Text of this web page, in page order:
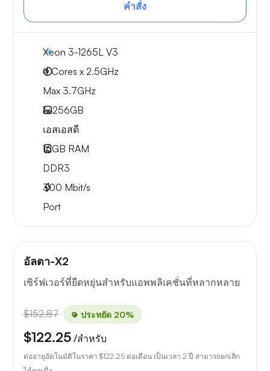
คำสั่ง
Xeon 3-1265L V3
4 Cores x 2.5GHz
Max 3.7GHz
1x256GB
เอสเอสดี
16GB RAM
DDR3
300 Mbit/s
Port
อัลตา-X2
เซิร์ฟเวอร์ที่ยืดหยุ่นสำหรับแอพพลิเคชั่นที่หลากหลาย
$152.87 ประหยัด 20%
$122.25 /สำหรับ
ต่ออายุอัตโนมัติในราคา $122.25 ต่อเดือน เป็นเวลา 2 ปี สามารถยกเลิก